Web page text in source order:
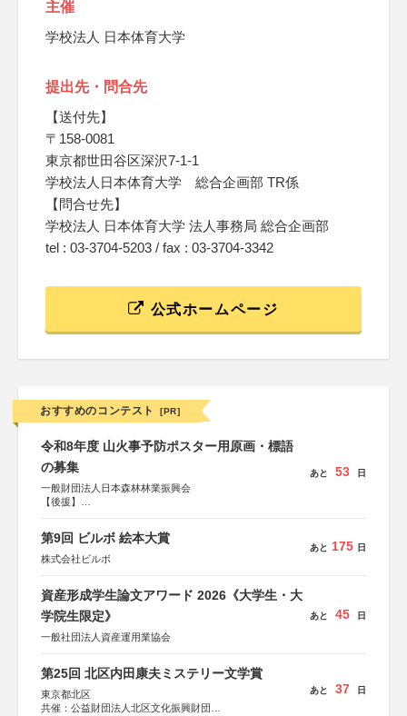
主催
学校法人 日本体育大学
提出先・問合先
【送付先】
〒158-0081
東京都世田谷区深沢7-1-1
学校法人日本体育大学 総合企画部 TR係
【問合せ先】
学校法人 日本体育大学 法人事務局 総合企画部
tel : 03-3704-5203 / fax : 03-3704-3342
公式ホームページ
おすすめのコンテスト [PR]
令和8年度 山火事予防ポスター用原画・標語
の募集
一般財団法人日本森林林業振興会
【後援】
会、森林火災対策協会
あと 53 日
第9回 ビルボ 絵本大賞
株式会社ビルボ
あと 175 日
資産形成学生論文アワード 2026《大学生・大
学院生限定》
一般社団法人資産運用業協会
あと 45 日
第25回 北区内田康夫ミステリー文学賞
東京都北区
共催：公益財団法人北区文化振興財団
あと 37 日